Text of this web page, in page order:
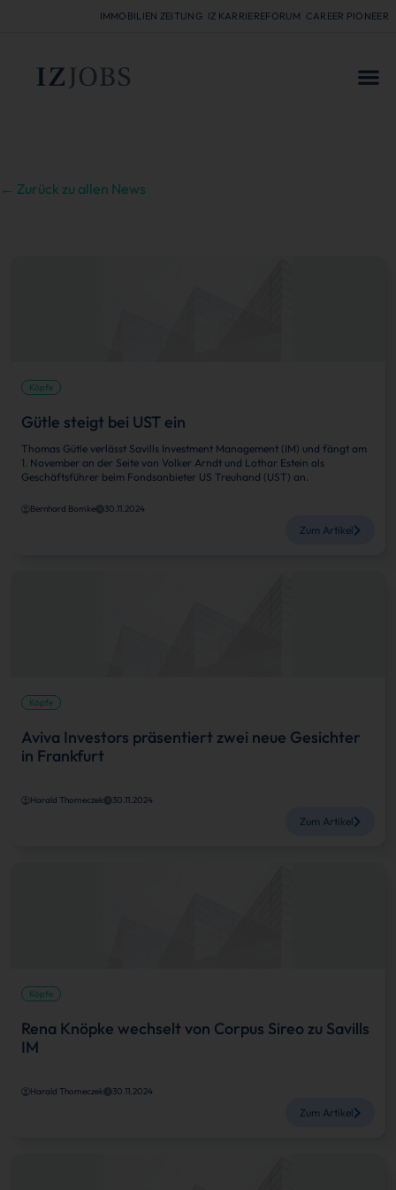
IMMOBILIEN ZEITUNG IZ KARRIEREFORUM CAREER PIONEER
← Zurück zu allen News
Köpfe
Gütle steigt bei UST ein
Thomas Gütle verlässt Savills Investment Management (IM) und fängt am
1. November an der Seite von Volker Arndt und Lothar Estein als
Geschäftsführer beim Fondsanbieter US Treuhand (UST) an.
Bernhard Bomke 30.11.2024
Zum Artikel
Köpfe
Aviva Investors präsentiert zwei neue Gesichter
in Frankfurt
Harald Thomeczek 30.11.2024
Zum Artikel
Köpfe
Rena Knöpke wechselt von Corpus Sireo zu Savills
IM
Harald Thomeczek 30.11.2024
Zum Artikel